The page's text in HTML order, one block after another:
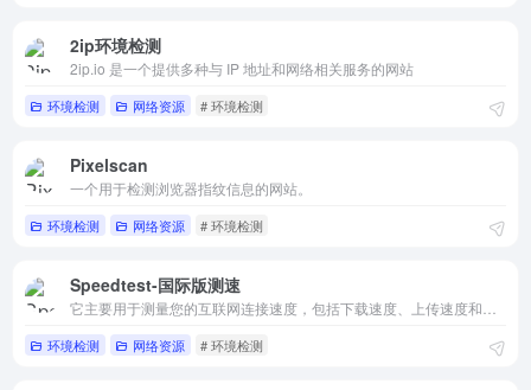
2ip环境检测
2ip.io 是一个提供多种与 IP 地址和网络相关服务的网站
环境检测 网络资源 # 环境检测
Pixelscan
一个用于检测浏览器指纹信息的网站。
环境检测 网络资源 # 环境检测
Speedtest-国际版测速
环境检测 网络资源 # 环境检测